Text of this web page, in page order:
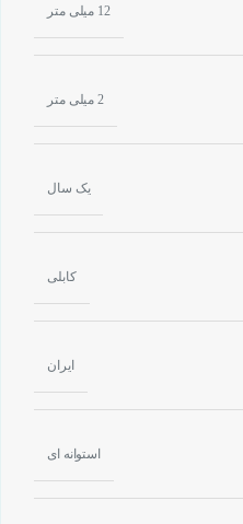
12 میلی متر
2 میلی متر
یک سال
کابلی
ایران
استوانه ای